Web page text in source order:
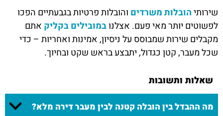
שירותיהובלות משרדים והובלות פרטיות בגבעתיים הפכו
לפשוטים יותר מאי פעם. אצלנובמובילים בקליק אתם
מקבלים שירות שמבוסס על ניסיון, אמינות ואחריות – כדי
שכל מעבר, קטן כגדול, יתבצע בראש שקט ובחיוך.
שאלות ותשובות
מה ההבדל בין הובלה קטנה לבין מעבר דירה מלא?